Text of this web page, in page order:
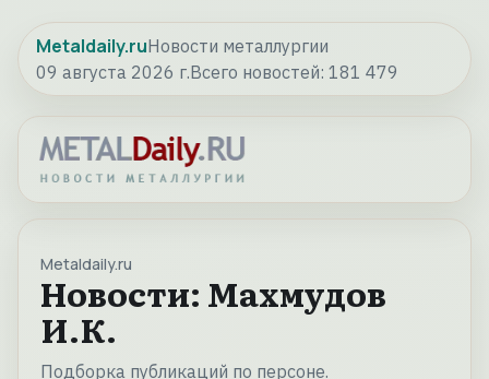
Metaldaily.ruНовости металлургии
09 августа 2026 г.Всего новостей: 181 479
Metaldaily.ru
Новости: Махмудов
И.К.
Подборка публикаций по персоне.